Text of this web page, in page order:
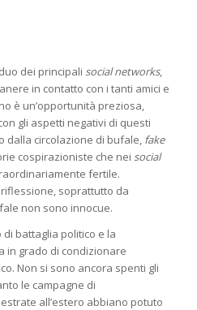
dei principali social networks,
in contatto con i tanti amici e
è un’opportunità preziosa,
gli aspetti negativi di questi
dalla circolazione di bufale, fake
cospirazioniste che nei social
fertile.
riflessione, soprattutto da
non sono innocue.
battaglia politico e la
in grado di condizionare
Non si sono ancora spenti gli
le campagne di
all’estero abbiano potuto